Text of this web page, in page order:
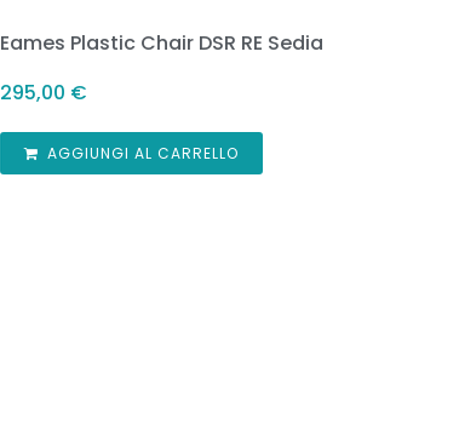
Eames Plastic Chair DSR RE Sedia
295,00 €
AGGIUNGI AL CARRELLO